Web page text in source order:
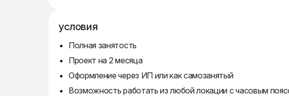
условия
Полная занятость
Проект на 2 месяца
Оформление через ИП или как самозанятый
Возможность работать из любой локации с часовым